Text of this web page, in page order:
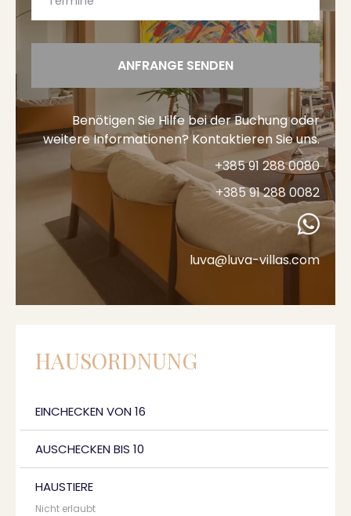
ANFRANGE SENDEN
luva@luva-villas.com
Benötigen Sie Hilfe bei der Buchung oder
weitere Informationen? Kontaktieren Sie uns.
+385 91 288 0080
+385 91 288 0082
HAUSORDNUNG
EINCHECKEN VON 16
AUSCHECKEN BIS 10
HAUSTIERE
Nicht erlaubt